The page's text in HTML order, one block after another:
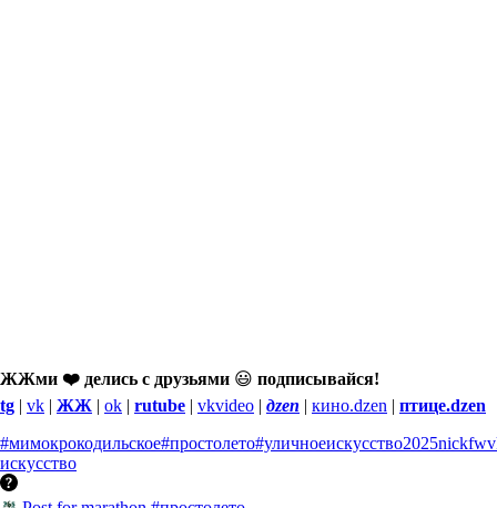
ЖЖми ❤️ делись с друзьями 😃 подписывайся!
tg | vk | ЖЖ | ok | rutube | vkvideo | дzen | кино.dzen | птице.dzen
#мимокрокодильское#простолето#уличноеискусство2025nickfw
искусство